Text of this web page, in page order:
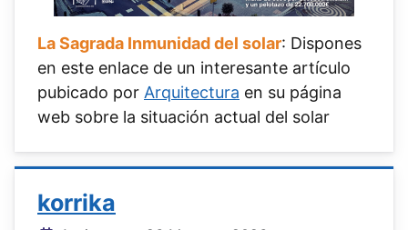
La Sagrada Inmunidad del solar: Dispones
en este enlace de un interesante artículo
pubicado por Arquitectura en su página
web sobre la situación actual del solar
korrika